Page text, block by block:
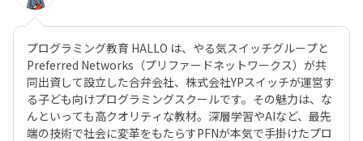
プログラミング教育 HALLO は、やる気スイッチグループと
Preferred Networks（プリファードネットワークス）が共
同出資して設立した合弁会社、株式会社YPスイッチが運営す
る子ども向けプログラミングスクールです。その魅力は、な
んといっても高クオリティな教材。深層学習やAIなど、最先
端の技術で社会に変革をもたらすPFNが本気で手掛けたプロ